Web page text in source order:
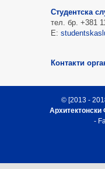
Студентска
тел. бр. +381
Е:
Контакти
© [2013 -
Архитектонски
-